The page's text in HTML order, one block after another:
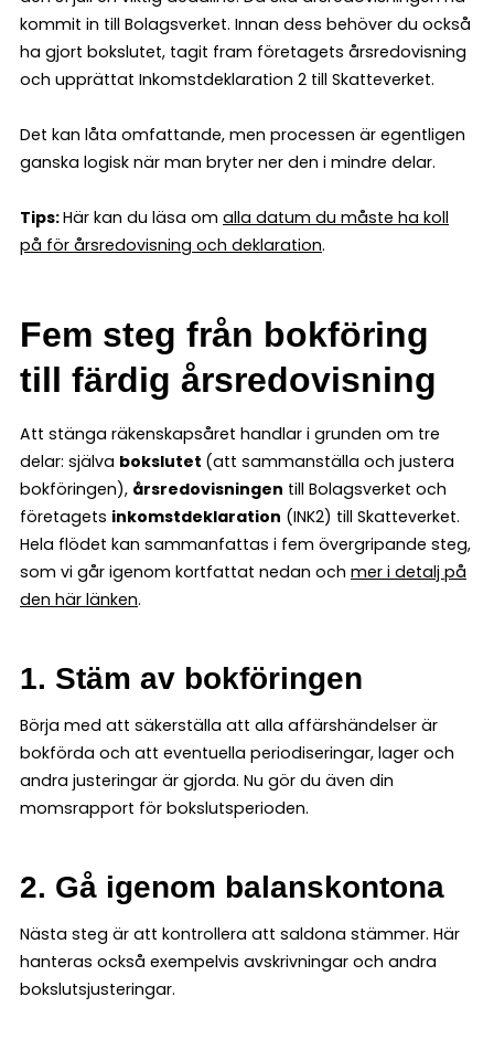
kommit in till Bolagsverket. Innan dess behöver du också
ha gjort bokslutet, tagit fram företagets årsredovisning
och upprättat Inkomstdeklaration 2 till Skatteverket.
Det kan låta omfattande, men processen är egentligen
ganska logisk när man bryter ner den i mindre delar.
Tips:Här kan du läsa om alla datum du måste ha koll
på för årsredovisning och deklaration.
Fem steg från bokföring
till färdig årsredovisning
Att stänga räkenskapsåret handlar i grunden om tre
delar: själva bokslutet (att sammanställa och justera
bokföringen), årsredovisningen till Bolagsverket och
företagets inkomstdeklaration (INK2) till Skatteverket.
Hela flödet kan sammanfattas i fem övergripande steg,
som vi går igenom kortfattat nedan och mer i detalj på
den här länken.
1. Stäm av bokföringen
Börja med att säkerställa att alla affärshändelser är
bokförda och att eventuella periodiseringar, lager och
andra justeringar är gjorda. Nu gör du även din
momsrapport för bokslutsperioden.
2. Gå igenom balanskontona
Nästa steg är att kontrollera att saldona stämmer. Här
hanteras också exempelvis avskrivningar och andra
bokslutsjusteringar.